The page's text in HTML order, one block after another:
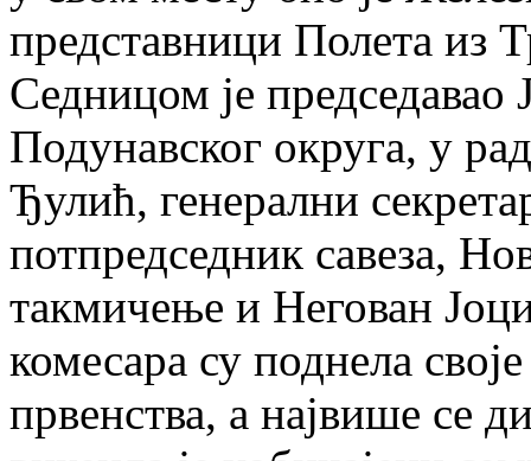
представници Полета из
Седницом је
Подунавског округа, у
Ђулић, генерални
потпредседник савеза,
такмичење и Негован
комесара су поднела
првенства, а највише се